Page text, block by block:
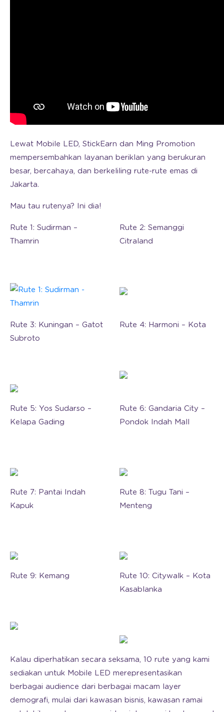
Lewat Mobile LED, StickEarn dan Ming Promotion
mempersembahkan layanan beriklan yang berukuran
besar, bercahaya, dan berkeliling rute-rute emas di
Jakarta.
Mau tau rutenya? Ini dia!
Rute 1: Sudirman –
Thamrin
Rute 2: Semanggi
Citraland
Rute 3: Kuningan – Gatot
Subroto
Rute 4: Harmoni – Kota
Rute 5: Yos Sudarso –
Kelapa Gading
Rute 6: Gandaria City –
Pondok Indah Mall
Rute 7: Pantai Indah
Kapuk
Rute 8: Tugu Tani –
Menteng
Rute 9: Kemang
Rute 10: Citywalk – Kota
Kasablanka
Kalau diperhatikan secara seksama, 10 rute yang kami
sediakan untuk Mobile LED merepresentasikan
berbagai audience dari berbagai macam layer
demografi, mulai dari kawasan bisnis, kawasan ramai